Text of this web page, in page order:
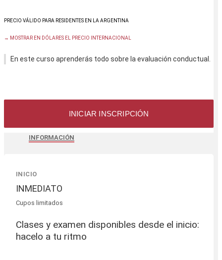
→ MOSTRAR EN DÓLARES EL PRECIO INTERNACIONAL
En este curso aprenderás todo sobre la evaluación conductual.
INICIAR INSCRIPCIÓN
INFORMACIÓN
INICIO
INMEDIATO
Cupos limitados
Clases y examen disponibles desde el inicio:
hacelo a tu ritmo